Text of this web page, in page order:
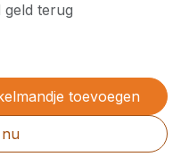
geld terug
toevoegen